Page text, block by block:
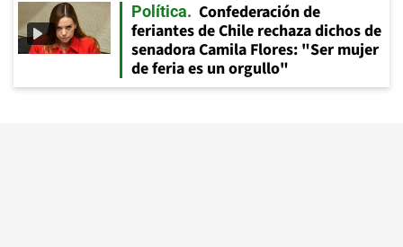
Política
Confederación de
feriantes de Chile rechaza dichos de
senadora Camila Flores: "Ser mujer
de feria es un orgullo"